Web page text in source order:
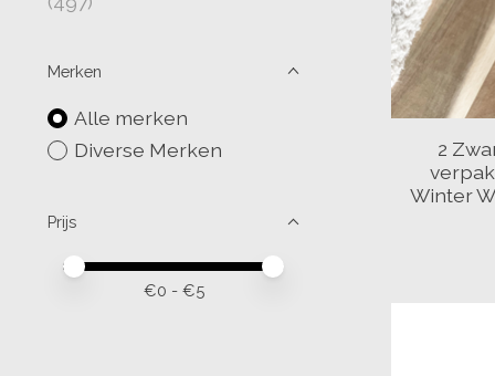
Merken
Alle merken
Diverse Merken
Prijs
Minimale prijswaarde
Price maximum value
€0 - €5
2
Winter